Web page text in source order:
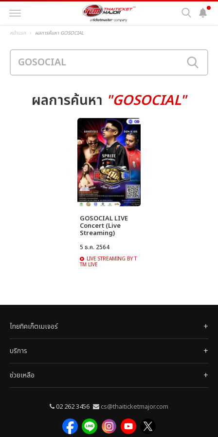
หน้าแรก ผลการค้นหา GOSOCIAL
ผลการค้นหา "GOSOCIAL"
GOSOCIAL LIVE
Concert (Live
Streaming)
5 ธ.ค. 2564
LIVE STREAMING BY T
TM LIVE
ไทยทิคเก็ตเมเจอร์
บริการ
ช่วยเหลือ
02 262 3456 cs@thaiticketmajor.com